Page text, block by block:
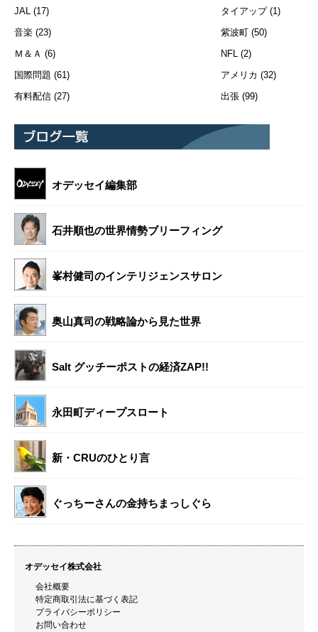
JAL (17)
音楽 (23)
Ｍ＆Ａ (6)
国際問題 (61)
有料配信 (27)
タイアップ(1)
紫波町 (50)
NFL (2)
アメリカ (32)
出張 (99)
オデッセイ編集部
石井順也の世界情勢ブリーフィング
峯村健司のインテリジェンスサロン
奥山真司の戦略論から見た世界
Salt グッチーポストの経済ZAP!!
永田町ディープスロート
新・CRUのひとり言
ぐっちーさんの金持ちまっしぐら
オデッセイ株式会社
会社概要
特定商取引法に基づく表記
プライバシーポリシー
お問い合わせ